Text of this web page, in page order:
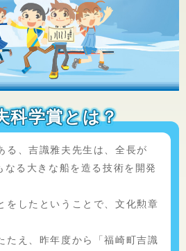
科学賞とは？
る、吉識雅夫先生は、全長が
る大きな船を造る技術を開発
をしたということで、文化勲章
たえ、昨年度から「福崎町吉識